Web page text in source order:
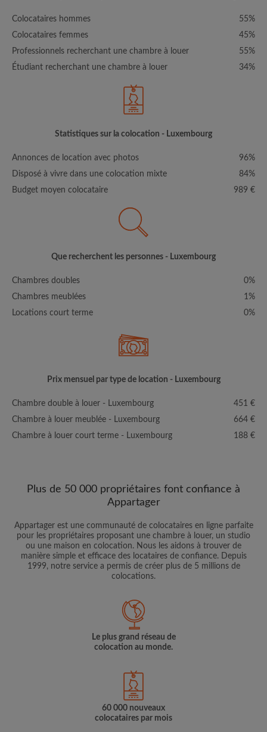
Colocataires hommes
55%
Colocataires femmes
45%
Professionnels recherchant une chambre à louer
55%
Étudiant recherchant une chambre à louer
34%
Statistiques sur la colocation - Luxembourg
Annonces de location avec photos
96%
Disposé à vivre dans une colocation mixte
84%
Budget moyen colocataire
989 €
Que recherchent les personnes - Luxembourg
Chambres doubles
0%
Chambres meublées
1%
Locations court terme
0%
Prix mensuel par type de location - Luxembourg
Chambre double à louer - Luxembourg
451 €
Chambre à louer meublée - Luxembourg
664 €
Chambre à louer court terme - Luxembourg
188 €
Plus de 50 000 propriétaires font confiance à
Appartager
Appartager est une communauté de colocataires en ligne parfaite
pour les propriétaires proposant une chambre à louer, un studio
ou une maison en colocation. Nous les aidons à trouver de
manière simple et efficace des locataires de confiance. Depuis
1999, notre service a permis de créer plus de 5 millions de
colocations.
Le plus grand réseau de
colocation au monde.
60 000 nouveaux
colocataires par mois